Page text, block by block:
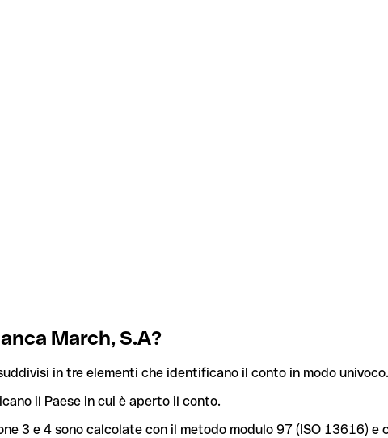
March, S.A?
in tre elementi che identificano il conto in modo univoco.
il Paese in cui è aperto il conto.
3 e 4 sono calcolate con il metodo modulo 97 (ISO 13616)